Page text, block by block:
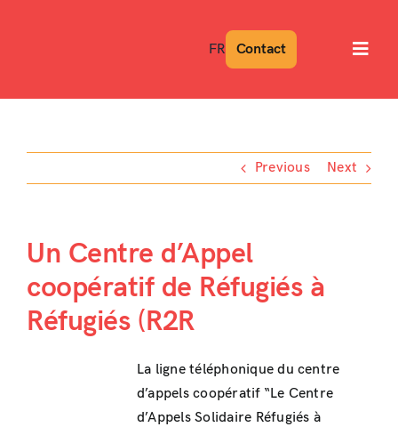
FR Contact
Previous Next
Un Centre d’Appel
coopératif de Réfugiés à
Réfugiés (R2R
La ligne téléphonique du centre
d’appels coopératif “Le Centre
d’Appels Solidaire Réfugiés à